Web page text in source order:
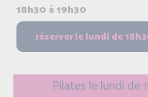
18h30 à 19h30
Pilates le lundi de